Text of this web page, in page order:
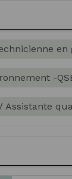
-
Assistante
/